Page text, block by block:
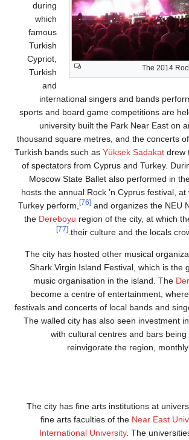
during
which
famous
Turkish
Cypriot,
Turkish
sports and
university
thousand
Turkish bands
of spectators
Moscow
hosts the
Turkey perform,
the Dereboyu
The city has
Shark Virgin
music
become a
festivals and
The walled
with
The city has
fine arts